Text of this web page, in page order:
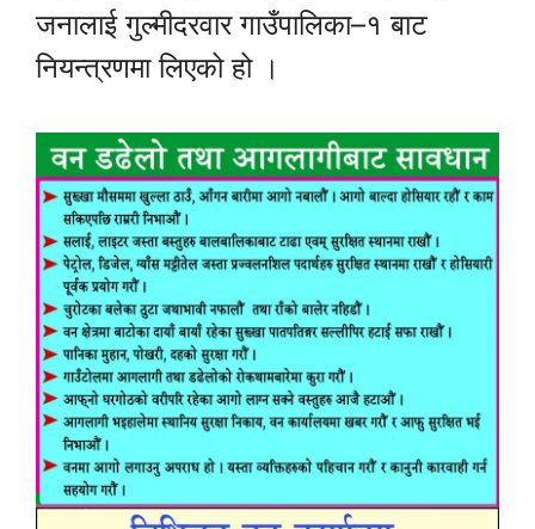
जनालाई गुल्मीदरवार गाउँपालिका–१ बाट
नियन्त्रणमा लिएको हो ।